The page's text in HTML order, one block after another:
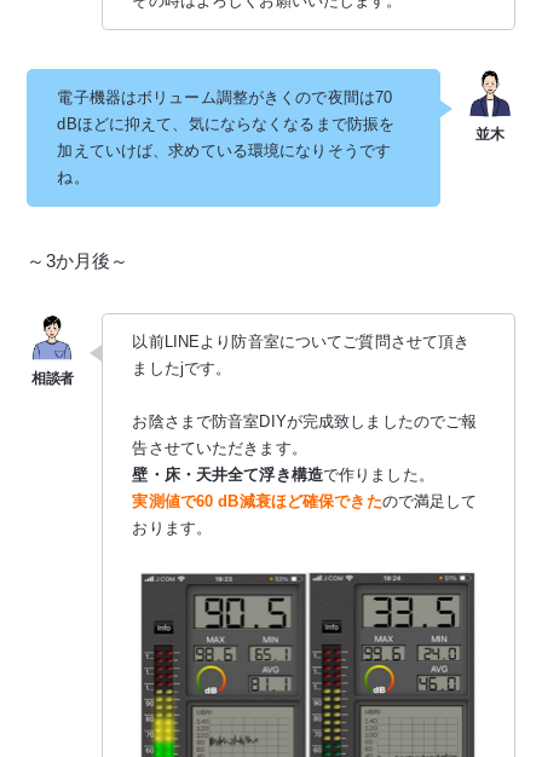
電子機器はボリューム調整がきくので夜間は70
dBほどに抑えて、気にならなくなるまで防振を
加えていけば、求めている環境になりそうです
ね。
～3か月後～
以前LINEより防音室についてご質問させて頂き
ましたjです。
お陰さまで防音室DIYが完成致しましたのでご報
告させていただきます。
壁・床・天井全て浮き構造で作りました。
実測値で60 dB減衰ほど確保できたので満足して
おります。